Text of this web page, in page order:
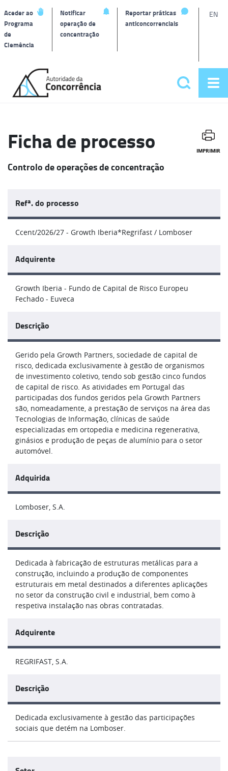
Aceder ao
Programa
de
Clemência
Notificar
operação de
concentração
Reportar práticas
anticoncorrenciais
EN
Página
inicial
Pesquisar
Ficha de processo IMPRIMIR
Controlo de operações de concentração
Refª. do processo
Ccent/2026/27 - Growth Iberia*Regrifast / Lomboser
Adquirente
Growth Iberia - Fundo de Capital de Risco Europeu
Fechado - Euveca
Descrição
Gerido pela Growth Partners, sociedade de capital de
risco, dedicada exclusivamente à gestão de organismos
de investimento coletivo, tendo sob gestão cinco fundos
de capital de risco. As atividades em Portugal das
participadas dos fundos geridos pela Growth Partners
são, nomeadamente, a prestação de serviços na área das
Tecnologias de Informação, clínicas de saúde
especializadas em ortopedia e medicina regenerativa,
ginásios e produção de peças de alumínio para o setor
automóvel.
Adquirida
Lomboser, S.A.
Descrição
Dedicada à fabricação de estruturas metálicas para a
construção, incluindo a produção de componentes
estruturais em metal destinados a diferentes aplicações
no setor da construção civil e industrial, bem como à
respetiva instalação nas obras contratadas.
Adquirente
REGRIFAST, S.A.
Descrição
Dedicada exclusivamente à gestão das participações
sociais que detém na Lomboser.